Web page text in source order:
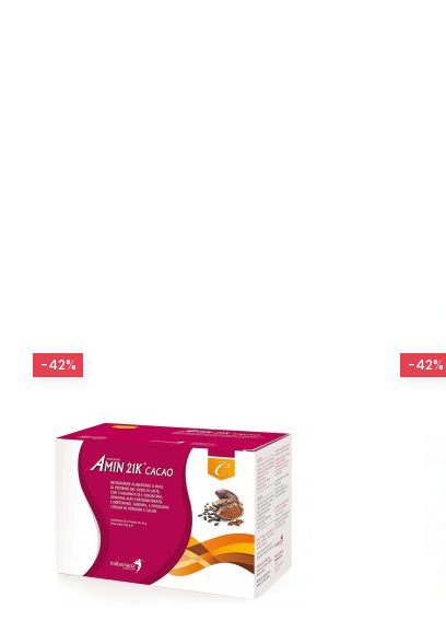
-42% -42%